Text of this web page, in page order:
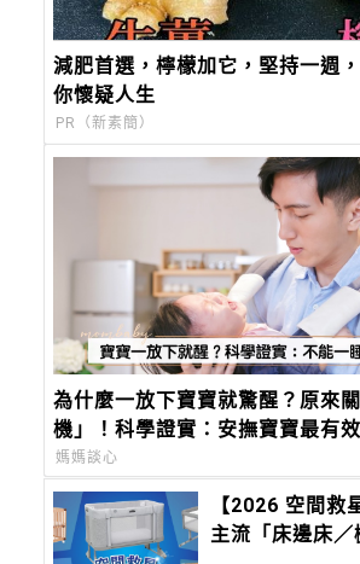
減肥首選，檸檬加它，堅持一週
你懷疑人生
PR（新素簡）
為什麼一放下寶寶就驚醒？原來
機」！科學證實：安撫寶寶最有
個
媽媽談心
【2026 空間救
主流「床邊床／